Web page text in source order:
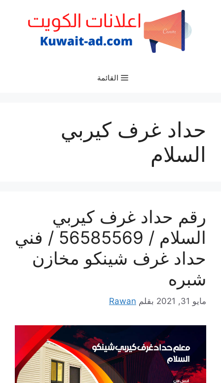
القائمة
حداد غرف كيربي
السلام
رقم حداد غرف كيربي
السلام / 56585569 / فني
حداد غرف شينكو مخازن
شبره
مايو 31, 2021 بقلم Rawan